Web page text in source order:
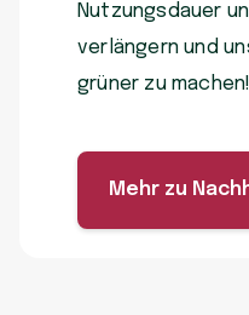
Nutzungsdauer
verlängern und
grüner zu machen!
Mehr zu